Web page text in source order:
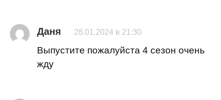
Даня 28.01.2024 в 21:30
Выпустите пожалуйста 4 сезон очень
жду